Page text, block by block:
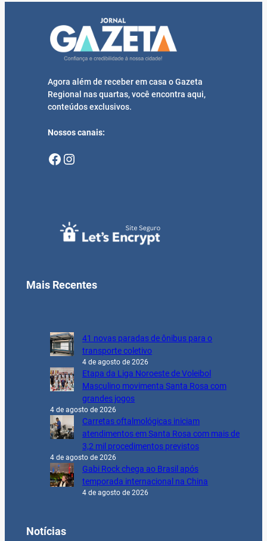
Agora além de receber em casa o Gazeta
Regional nas quartas, você encontra aqui,
conteúdos exclusivos.
Nossos canais:
Facebook Instagram
Mais Recentes
41 novas paradas de ônibus para o
transporte coletivo
4 de agosto de 2026
Etapa da Liga Noroeste de Voleibol
Masculino movimenta Santa Rosa com
grandes jogos
4 de agosto de 2026
Carretas oftalmológicas iniciam
atendimentos em Santa Rosa com mais de
3,2 mil procedimentos previstos
4 de agosto de 2026
Gabi Rock chega ao Brasil após
temporada internacional na China
4 de agosto de 2026
Notícias